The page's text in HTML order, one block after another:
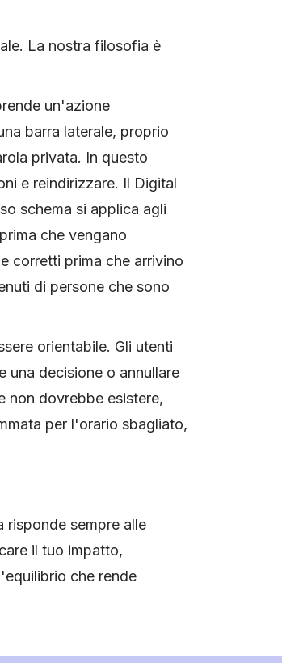
La nostra filosofia è
un'azione
barra laterale, proprio
privata. In questo
e reindirizzare. Il Digital
schema si applica agli
che vengano
corretti prima che arrivino
di persone che sono
orientabile. Gli utenti
una decisione o annullare
non dovrebbe esistere,
per l'orario sbagliato,
risponde sempre alle
il tuo impatto,
che rende